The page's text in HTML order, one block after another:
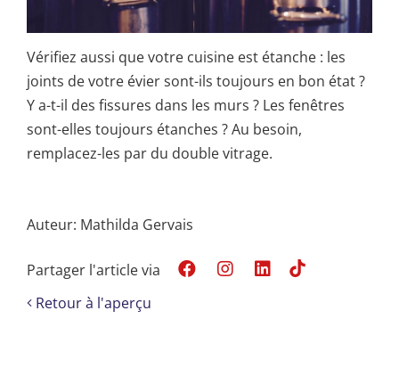
Vérifiez aussi que votre cuisine est étanche : les
joints de votre évier sont-ils toujours en bon état ?
Y a-t-il des fissures dans les murs ? Les fenêtres
sont-elles toujours étanches ? Au besoin,
remplacez-les par du double vitrage.
Auteur: Mathilda Gervais
Partager l'article via
Retour à l'aperçu